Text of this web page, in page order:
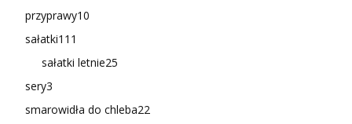
przyprawy10
sałatki111
sałatki letnie25
sery3
smarowidła do chleba22